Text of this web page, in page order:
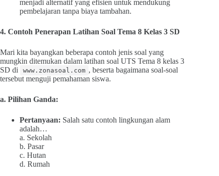
menjadi alternatif yang efisien untuk mendukung
pembelajaran tanpa biaya tambahan.
4. Contoh Penerapan Latihan Soal Tema 8 Kelas 3 SD
Mari kita bayangkan beberapa contoh jenis soal yang
mungkin ditemukan dalam latihan soal UTS Tema 8 kelas 3
SD di
www.zonasoal.com , beserta bagaimana soal-soal
tersebut menguji pemahaman siswa.
a. Pilihan Ganda:
Pertanyaan: Salah satu contoh lingkungan alam
adalah…
a. Sekolah
b. Pasar
c. Hutan
d. Rumah